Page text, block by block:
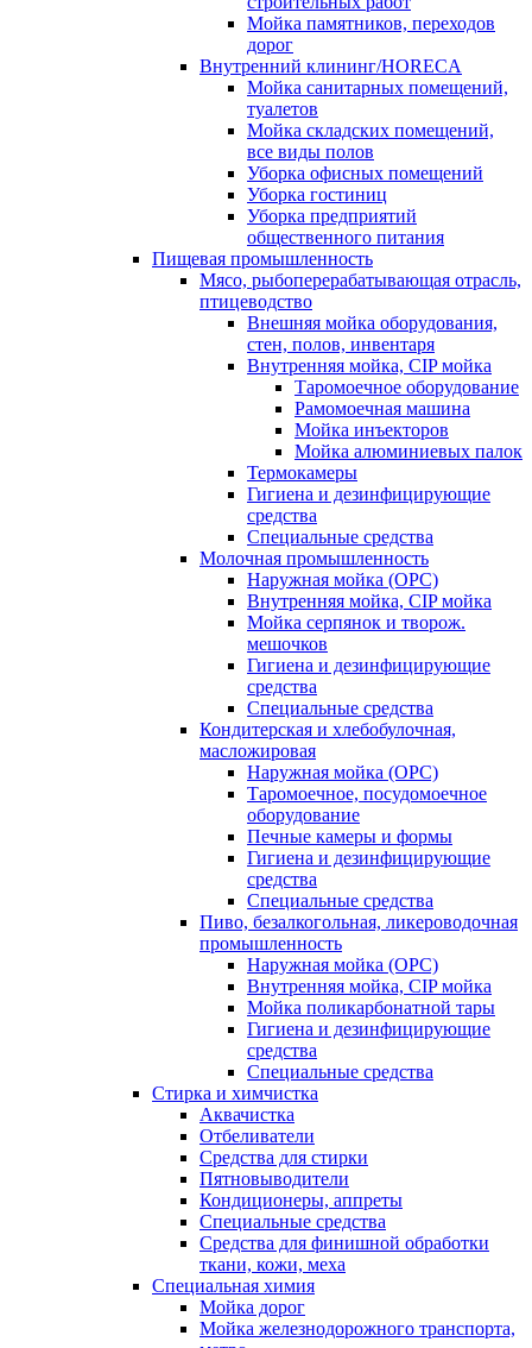
Мойка памятников, переходов
дорог
Внутренний клининг/HORECA
Мойка санитарных помещений,
туалетов
Мойка складских помещений,
все виды полов
Уборка офисных помещений
Уборка гостиниц
Уборка предприятий
общественного питания
Пищевая промышленность
Мясо, рыбоперерабатывающая отрасль,
птицеводство
Внешняя мойка оборудования,
стен, полов, инвентаря
Внутренняя мойка, CIP мойка
Таромоечное оборудование
Рамомоечная машина
Мойка инъекторов
Мойка алюминиевых палок
Термокамеры
Гигиена и дезинфицирующие
средства
Специальные средства
Молочная промышленность
Наружная мойка (ОРС)
Внутренняя мойка, CIP мойка
Мойка серпянок и творож.
мешочков
Гигиена и дезинфицирующие
средства
Специальные средства
Кондитерская и хлебобулочная,
масложировая
Наружная мойка (ОРС)
Таромоечное, посудомоечное
оборудование
Печные камеры и формы
Гигиена и дезинфицирующие
средства
Специальные средства
Пиво, безалкогольная, ликероводочная
промышленность
Наружная мойка (ОРС)
Внутренняя мойка, CIP мойка
Мойка поликарбонатной тары
Гигиена и дезинфицирующие
средства
Специальные средства
Стирка и химчистка
Аквачистка
Отбеливатели
Средства для стирки
Пятновыводители
Кондиционеры, аппреты
Специальные средства
Средства для финишной обработки
ткани, кожи, меха
Специальная химия
Мойка дорог
Мойка железнодорожного транспорта,